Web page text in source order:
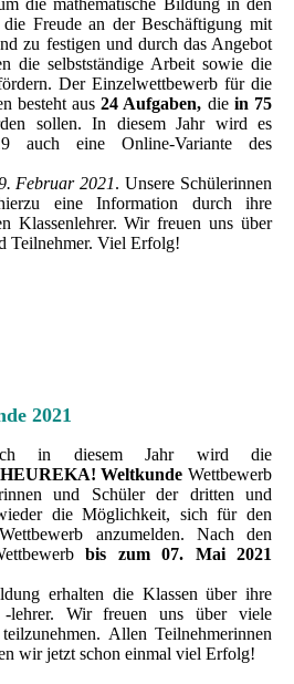
die Freude an der Beschäftigung mit
zu festigen und durch das Angebot
die selbstständige Arbeit sowie die
Der Einzelwettbewerb für die
besteht aus24 Aufgaben, die in 75
sollen. In diesem Jahr wird es
auch eine Online-Variante des
Februar 2021. Unsere Schülerinnen
eine Information durch ihre
Klassenlehrer.Wir freuen uns über
Teilnehmer. Viel Erfolg!
2021
in diesem Jahr wird die
HEUREKA! Weltkunde Wettbewerb
und Schüler der dritten und
die Möglichkeit, sich für den
anzumelden. Nach den
bis zum 07. Mai 2021
erhalten die Klassen über ihre
-lehrer. Wir freuen uns über viele
Allen Teilnehmerinnen
wir jetzt schon einmal viel Erfolg!